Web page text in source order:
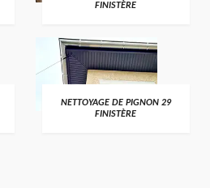
FINISTÈRE
NETTOYAGE DE PIGNON 29
FINISTÈRE